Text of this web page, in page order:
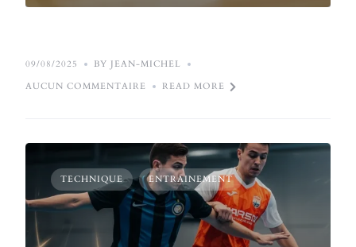
09/08/2025
BY JEAN-MICHEL
AUCUN COMMENTAIRE
READ MORE
TECHNIQUE ENTRAINEMENT